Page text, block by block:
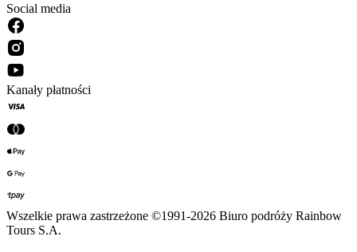
Social media
Kanały płatności
Wszelkie prawa zastrzeżone ©1991-2026 Biuro podróży Rainbow
Tours S.A.